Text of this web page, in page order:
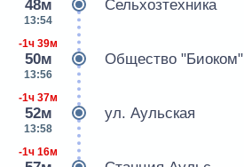
48м
13:54
Сельхозтехника
-1ч 39м
50м
13:56
Общество "Биоком"
-1ч 37м
52м
13:58
ул. Аульская
-1ч 16м